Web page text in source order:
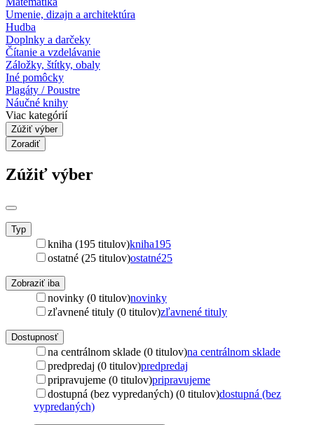
Umenie, dizajn a architektúra
Hudba
Doplnky a darčeky
Čítanie a vzdelávanie
Záložky, štítky, obaly
Iné pomôcky
Plagáty / Poustre
Náučné knihy
Viac kategórií
Zúžiť výber
Zoradiť
Zúžiť výber
Typ
kniha (195 titulov)kniha195
ostatné (25 titulov)ostatné25
Zobraziť iba
novinky (0 titulov)novinky
zľavnené tituly (0 titulov)zľavnené tituly
Dostupnosť
na centrálnom sklade (0 titulov)na centrálnom sklade
predpredaj (0 titulov)predpredaj
pripravujeme (0 titulov)pripravujeme
dostupná (bez vypredaných) (0 titulov)dostupná (bez
vypredaných)